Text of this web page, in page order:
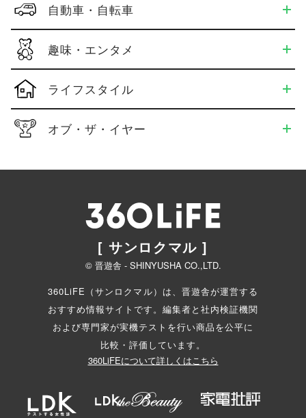
自動車・自転車
趣味・エンタメ
ライフスタイル
オブ・ザ・イヤー
[ サンロクマル ]
© 晋遊舎 - SHINYUSHA CO.,LTD.
360LiFE（サンロクマル）は、晋遊舎が運営する
おすすめ情報サイトです。編集者と社内検証機関
および専門家が実機テストを行い商品を公平に
比較・評価しています。
360LiFEについて詳しくはこちら